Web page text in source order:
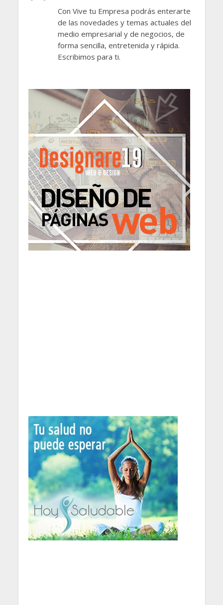
Con Vive tu Empresa podrás enterarte
de las novedades y temas actuales del
medio empresarial y de negocios, de
forma sencilla, entretenida y rápida.
Escribimos para ti.